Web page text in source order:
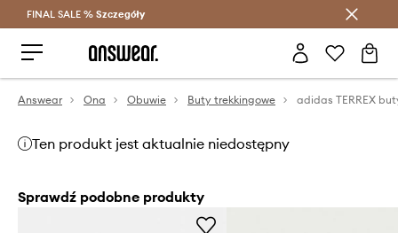
Oszczędzaj z Answear Club >
FINAL SALE % Szczegóły
Answear Ona Obuwie Buty trekkingowe
Ten produkt jest aktualnie niedostępny
Sprawdź podobne produkty